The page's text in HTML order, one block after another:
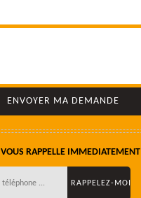
RAPPELLE IMMEDIATEMENT